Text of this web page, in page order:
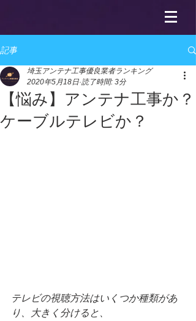
記事
【悩み】アンテナ工事か？
ケーブルテレビか？
埼玉アンテナ工事優良業者ランキング
2020年5月18日 読了時間: 3分
テレビの視聴方法はいくつか種類があ
り、大きく分けると、